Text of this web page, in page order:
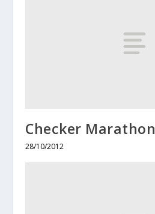
Checker Marathon
28/10/2012